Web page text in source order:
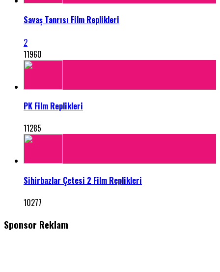
Savaş Tanrısı Film Replikleri
2
11960
PK Film Replikleri
11285
Sihirbazlar Çetesi 2 Film Replikleri
10277
Sponsor Reklam